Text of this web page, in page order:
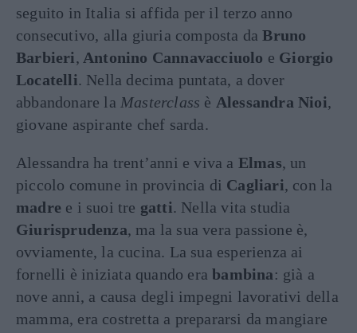
seguito in Italia si affida per il terzo anno
consecutivo, alla giuria composta daBruno
Barbieri, Antonino Cannavacciuolo e Giorgio
Locatelli. Nella decima puntata, a dover
abbandonare la Masterclass è Alessandra Nioi,
giovane aspirante chef sarda.
Alessandra ha trent’anni e viva a Elmas, un
piccolo comune in provincia di Cagliari, con la
madre e i suoi tre gatti. Nella vita studia
Giurisprudenza, ma la sua vera passione è,
ovviamente, la cucina. La sua esperienza ai
fornelli è iniziata quando erabambina: già a
nove anni, a causa degli impegni lavorativi della
mamma, era costretta a prepararsi da mangiare